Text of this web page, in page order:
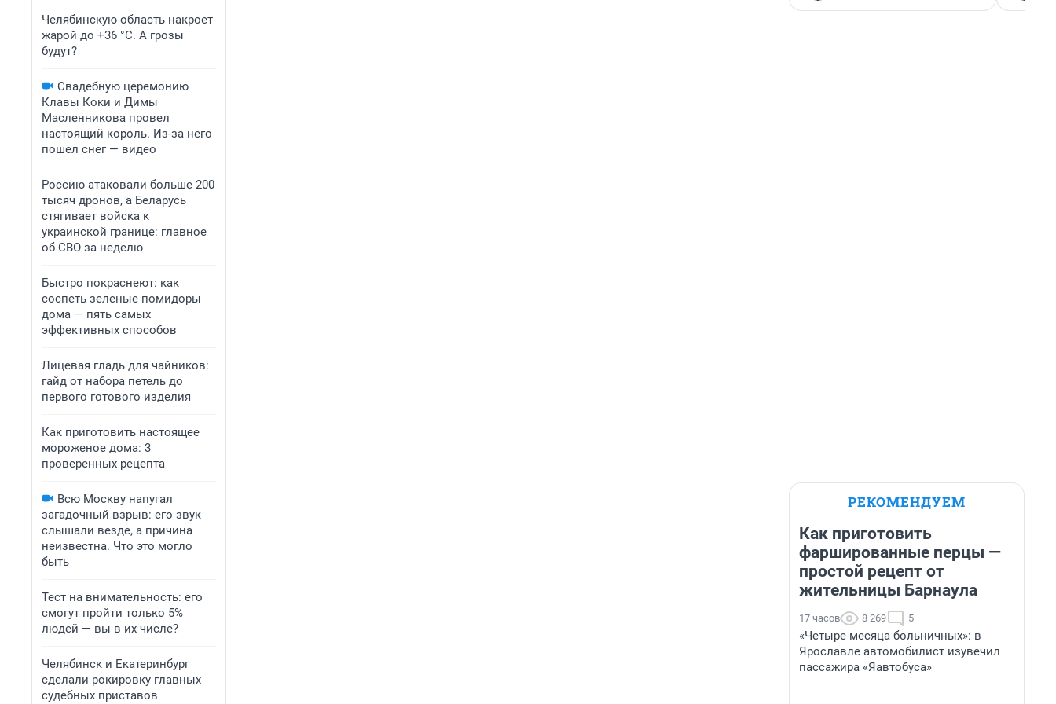
Челябинскую область накроет
жарой до +36 °C. А грозы
будут?
Свадебную церемонию
Клавы Коки и Димы
Масленникова провел
настоящий король. Из-за него
пошел снег — видео
Россию атаковали больше 200
тысяч дронов, а Беларусь
стягивает войска к
украинской границе: главное
об СВО за неделю
Быстро покраснеют: как
соспеть зеленые помидоры
дома — пять самых
эффективных способов
Лицевая гладь для чайников:
гайд от набора петель до
первого готового изделия
Как приготовить настоящее
мороженое дома: 3
проверенных рецепта
Всю Москву напугал
загадочный взрыв: его звук
слышали везде, а причина
неизвестна. Что это могло
быть
Тест на внимательность: его
смогут пройти только 5%
людей — вы в их числе?
Челябинск и Екатеринбург
сделали рокировку главных
судебных приставов
РЕКОМЕНДУЕМ
Как приготовить
фаршированные перцы —
простой рецепт от
жительницы Барнаула
17 часов 8 269 5
«Четыре месяца больничных»: в
Ярославле автомобилист изувечил
пассажира «Яавтобуса»